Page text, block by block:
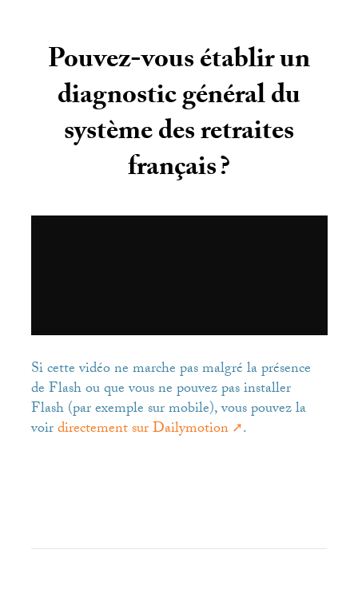
Pouvez-vous établir un
diagnostic général du
système des retraites
français?
Si cette vidéo ne marche pas malgré la présence
de Flash ou que vous ne pouvez pas installer
Flash (par exemple sur mobile), vous pouvez la
voirdirectement sur Dailymotion .